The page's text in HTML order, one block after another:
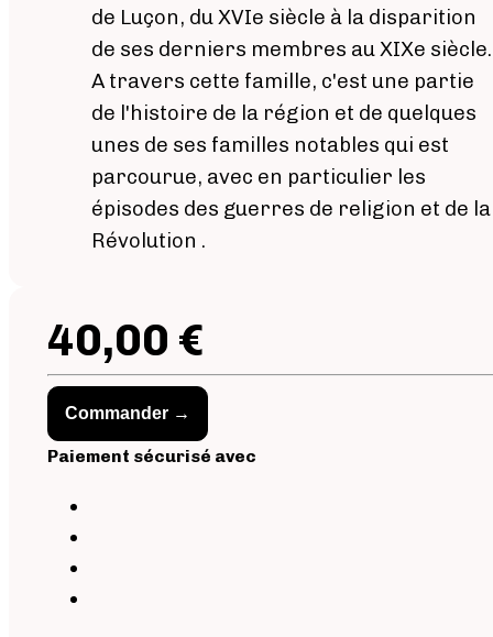
de Luçon, du XVIe siècle à la disparition
de ses derniers membres au XIXe siècle.
A travers cette famille, c'est une partie
de l'histoire de la région et de quelques
unes de ses familles notables qui est
parcourue, avec en particulier les
épisodes des guerres de religion et de la
Révolution .
40,00 €
Commander →
Paiement sécurisé avec